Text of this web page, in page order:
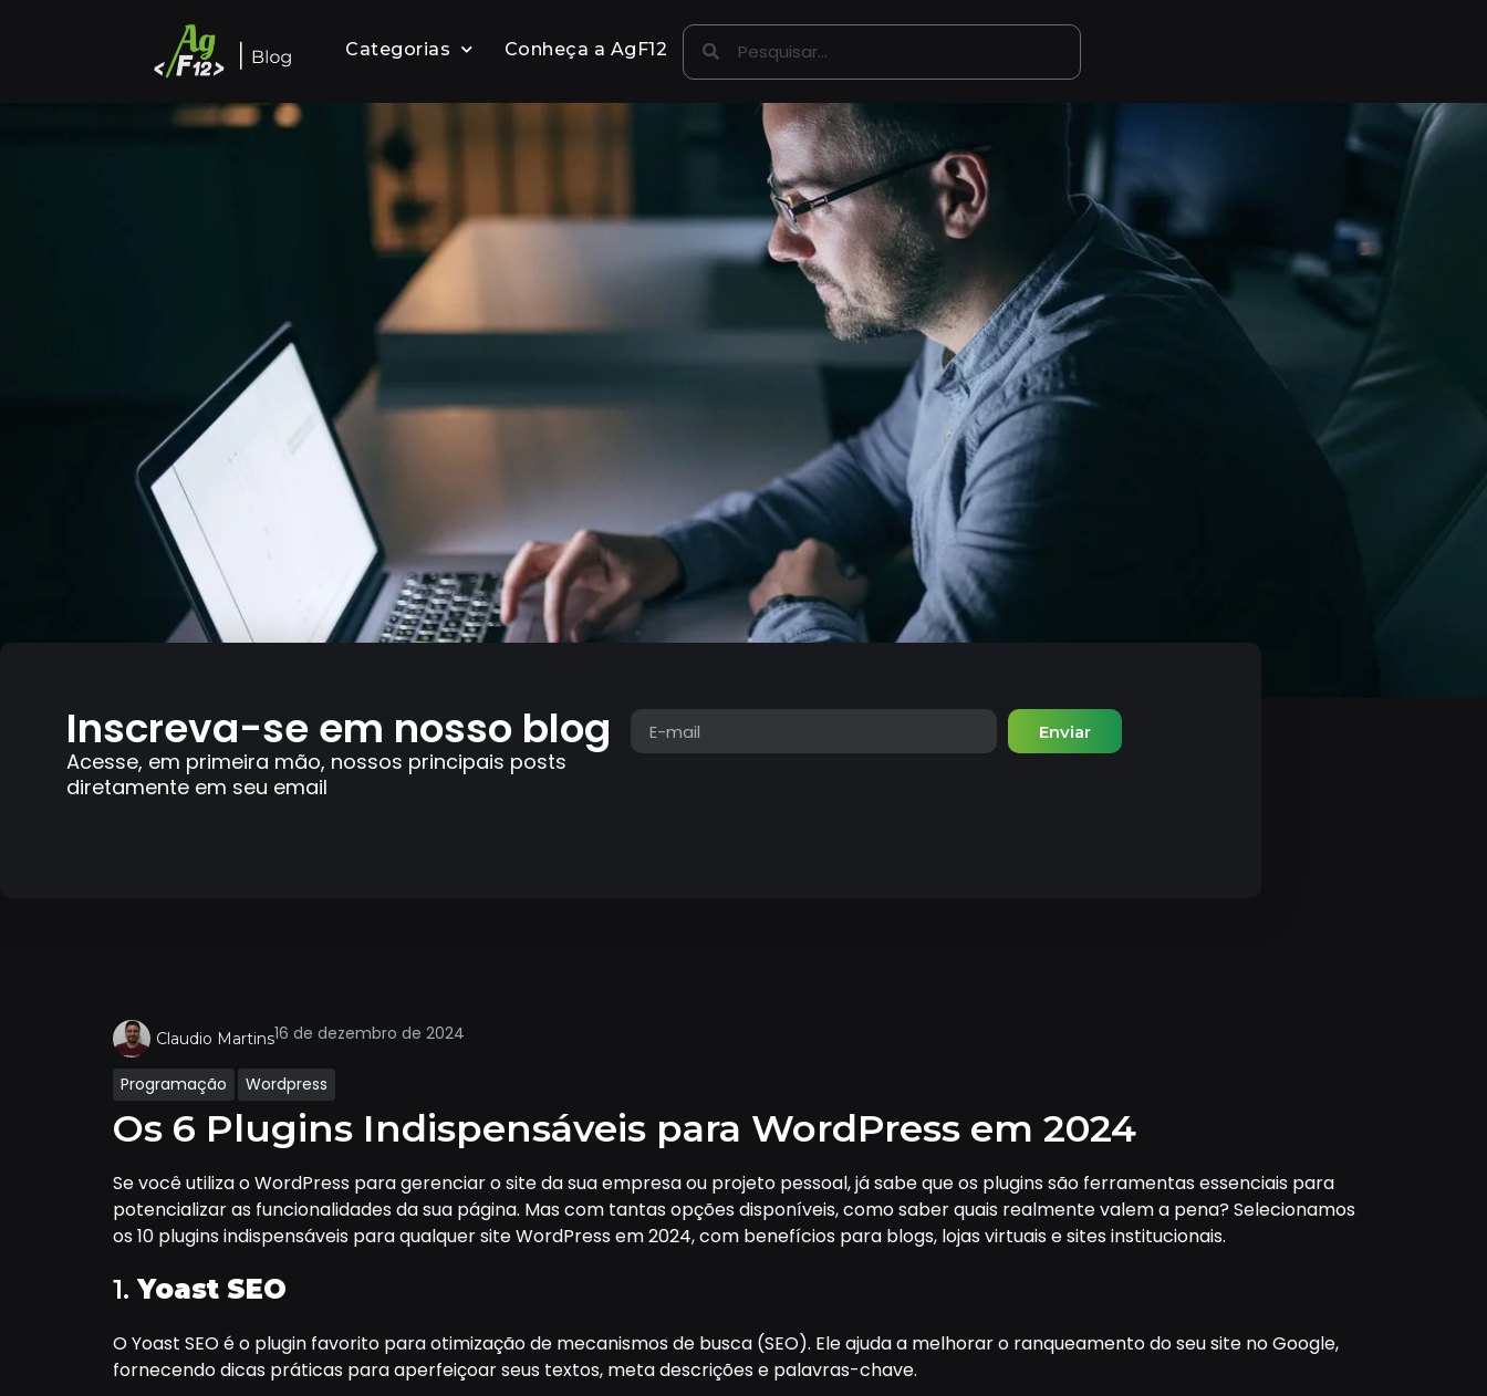
Categorias Conheça a AgF12
Inscreva-se em nosso blog
Acesse, em primeira mão, nossos principais posts
diretamente em seu email
Enviar
Claudio Martins16 de dezembro de 2024
Programação Wordpress
Os 6 Plugins Indispensáveis para WordPress em 2024
Se você utiliza o WordPress para gerenciar o site da sua empresa ou projeto pessoal, já sabe que os plugins são ferramentas essenciais para
potencializar as funcionalidades da sua página. Mas com tantas opções disponíveis, como saber quais realmente valem a pena? Selecionamos
os 10 plugins indispensáveis para qualquer site WordPress em 2024, com benefícios para blogs, lojas virtuais e sites institucionais.
1. Yoast SEO
O Yoast SEO é o plugin favorito para otimização de mecanismos de busca (SEO). Ele ajuda a melhorar o ranqueamento do seu site no Google,
fornecendo dicas práticas para aperfeiçoar seus textos, meta descrições e palavras-chave.